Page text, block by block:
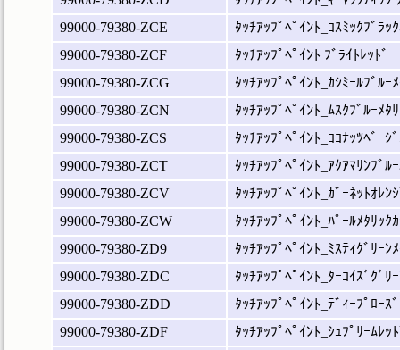
99000-79380-ZCE
ﾀｯﾁｱｯﾌﾟﾍﾟｲﾝﾄ_ｺｽﾐｯｸﾌﾞﾗｯ
99000-79380-ZCF
ﾀｯﾁｱｯﾌﾟﾍﾟｲﾝﾄ ﾌﾞﾗｲﾄﾚｯﾄﾞ
99000-79380-ZCG
ﾀｯﾁｱｯﾌﾟﾍﾟｲﾝﾄ_ｶｼﾐｰﾙﾌﾞﾙｰ
99000-79380-ZCN
ﾀｯﾁｱｯﾌﾟﾍﾟｲﾝﾄ_ﾑｽｸﾌﾞﾙｰﾒﾀ
99000-79380-ZCS
ﾀｯﾁｱｯﾌﾟﾍﾟｲﾝﾄ_ｺｺﾅｯﾂﾍﾞｰｼ
99000-79380-ZCT
ﾀｯﾁｱｯﾌﾟﾍﾟｲﾝﾄ_ｱｸｱﾏﾘﾝﾌﾞﾙ
99000-79380-ZCV
ﾀｯﾁｱｯﾌﾟﾍﾟｲﾝﾄ_ｶﾞｰﾈｯﾄｵﾚﾝ
99000-79380-ZCW
ﾀｯﾁｱｯﾌﾟﾍﾟｲﾝﾄ_ﾊﾟｰﾙﾒﾀﾘｯｸ
99000-79380-ZD9
ﾀｯﾁｱｯﾌﾟﾍﾟｲﾝﾄ_ﾐｽﾃｨｸﾞﾘｰﾝ
99000-79380-ZDC
ﾀｯﾁｱｯﾌﾟﾍﾟｲﾝﾄ_ﾀｰｺｲｽﾞｸﾞﾘ
99000-79380-ZDD
ﾀｯﾁｱｯﾌﾟﾍﾟｲﾝﾄ_ﾃﾞｨｰﾌﾟﾛｰｽ
99000-79380-ZDF
ﾀｯﾁｱｯﾌﾟﾍﾟｲﾝﾄ_ｼｭﾌﾟﾘｰﾑﾚｯ